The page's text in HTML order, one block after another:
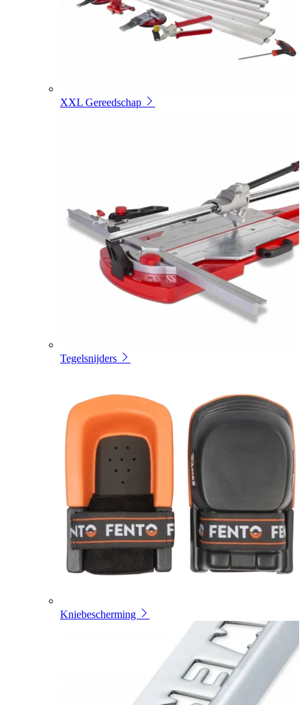
XXL Gereedschap
Tegelsnijders
Kniebescherming